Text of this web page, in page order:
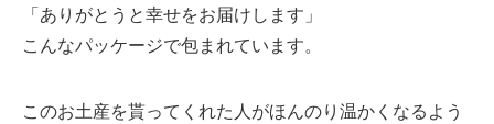
「ありがとうと幸せをお届けします」
こんなパッケージで包まれています。
このお土産を貰ってくれた人がほんのり温かくなるよう